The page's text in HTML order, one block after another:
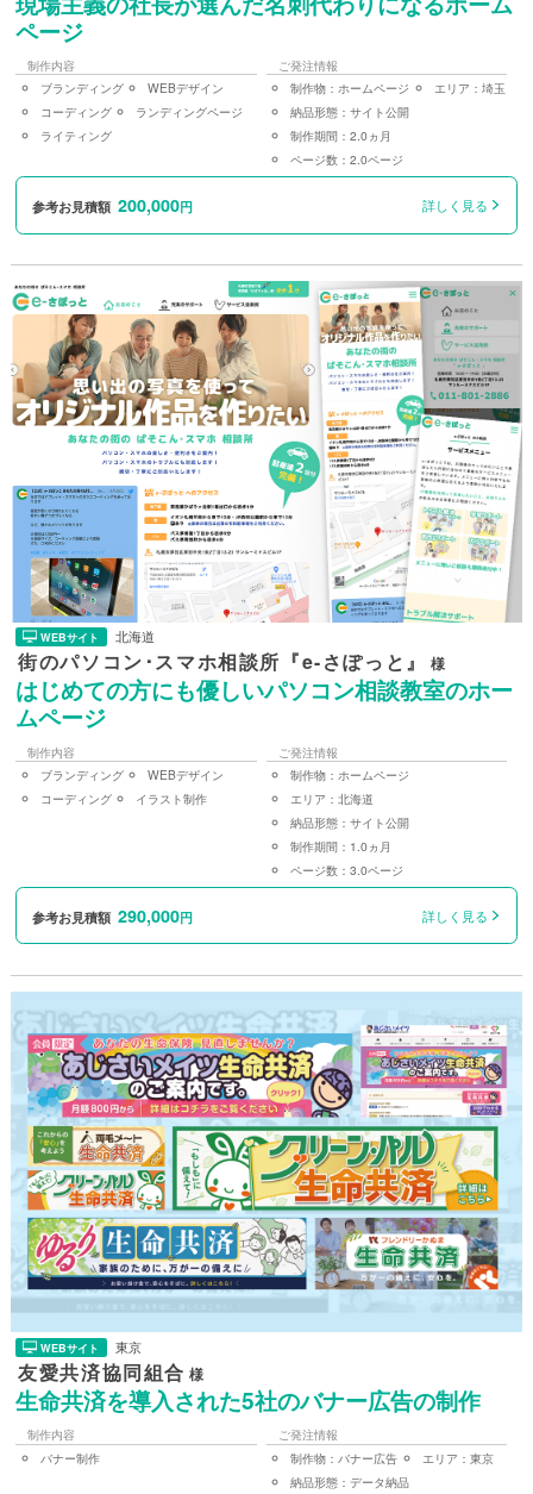
ページ
制作内容
ブランディング
WEBデザイン
コーディング
ランディングページ
ライティング
ご発注情報
制作物： ホームページ エリア： 埼玉
納品形態：サイト公開
制作期間：2.0ヵ月
ページ数：2.0ページ
参考お見積額 200,000円 詳しく見る
WEBサイト 北海道
街のパソコン･スマホ相談所『e-さぽっと』 様
はじめての方にも優しいパソコン相談教室のホー
ムページ
制作内容
ブランディング
WEBデザイン
コーディング
イラスト制作
ご発注情報
制作物： ホームページ
エリア：北海道
納品形態：サイト公開
制作期間： 1.0ヵ月
ページ数：3.0ページ
参考お見積額 290,000円 詳しく見る
WEBサイト 東京
友愛共済協同組合 様
生命共済を導入された5社のバナー広告の制作
制作内容
バナー制作
ご発注情報
制作物： バナー広告 エリア： 東京
納品形態： データ納品